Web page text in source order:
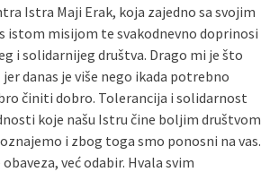
Istra Maji Erak, koja zajedno sa svojim
istom misijom te svakodnevno doprinosi
i solidarnijeg društva. Drago mi je što
danas je više nego ikada potrebno
činiti dobro. Tolerancija i solidarnost
koje našu Istru čine boljim društvom
i zbog toga smo ponosni na vas.
već odabir. Hvala svim